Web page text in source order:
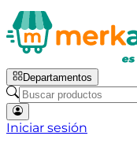
Departamentos
Iniciar sesión